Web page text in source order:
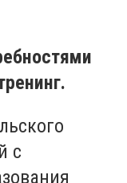
с